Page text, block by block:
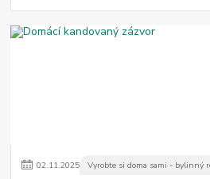
02.11.2025 Vyrobte si doma sami - bylinný